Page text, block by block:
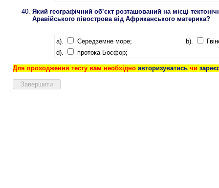
Який географічний об’єкт розташований на місці
Аравійського півострова від Африканського материка?
a). Середземне море; b).
d).
протока Босфор;
Для проходження тесту вам необхідно авторизуватись чи